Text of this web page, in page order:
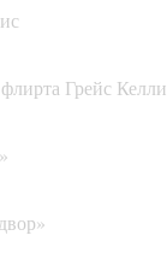
Грейс Келли